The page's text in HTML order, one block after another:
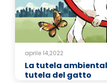
aprile 14,2022
La tutela
tutela del gatto